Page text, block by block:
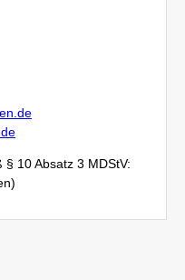
10 Absatz 3 MDStV: